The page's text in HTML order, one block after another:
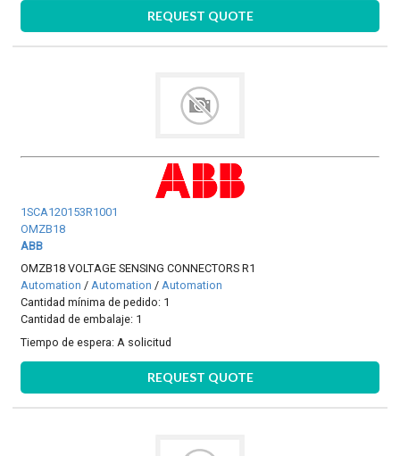
REQUEST QUOTE
1SCA120153R1001
OMZB18
ABB
OMZB18 VOLTAGE SENSING CONNECTORS R1
Automation /Automation /Automation
Cantidad mínima de pedido: 1
Cantidad de embalaje: 1
Tiempo de espera: A solicitud
REQUEST QUOTE